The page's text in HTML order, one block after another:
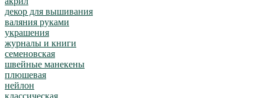
декор для вышивания
валяния руками
украшения
журналы и книги
семеновская
швейные манекены
плюшевая
нейлон